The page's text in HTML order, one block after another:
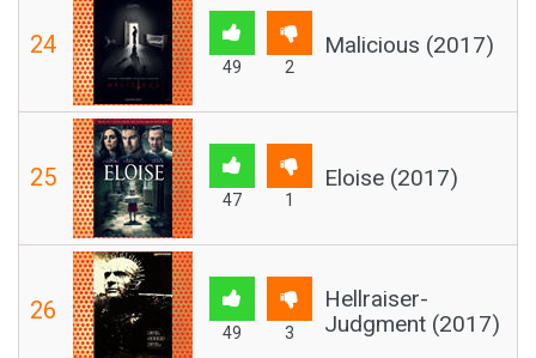
24
49 2
Malicious (2017)
25
47 1
Eloise (2017)
26
49 3
Hellraiser-
Judgment (2017)